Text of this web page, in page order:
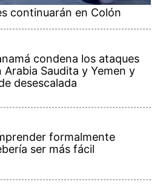
continuarán en Colón
condena los ataques
Arabia Saudita y Yemen y
desescalada
formalmente
ser más fácil